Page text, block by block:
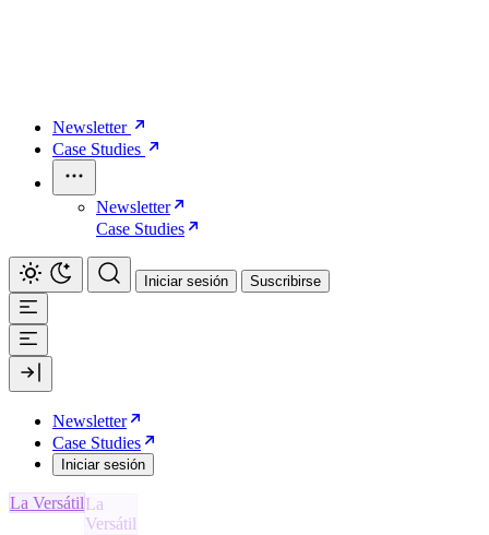
Newsletter
Case Studies
Newsletter
Case Studies
Iniciar sesión Suscribirse
Newsletter
Case Studies
Iniciar sesión
La Versátil